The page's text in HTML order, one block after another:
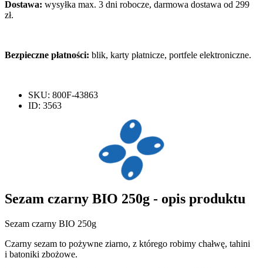
Dostawa: wysyłka max. 3 dni robocze, darmowa dostawa od 299
zł.
Bezpieczne płatności: blik, karty płatnicze, portfele elektroniczne.
SKU: 800F-43863
ID: 3563
Sezam czarny BIO 250g - opis produktu
Sezam czarny BIO 250g
Czarny sezam to pożywne ziarno, z którego robimy chałwę, tahini
i batoniki zbożowe.